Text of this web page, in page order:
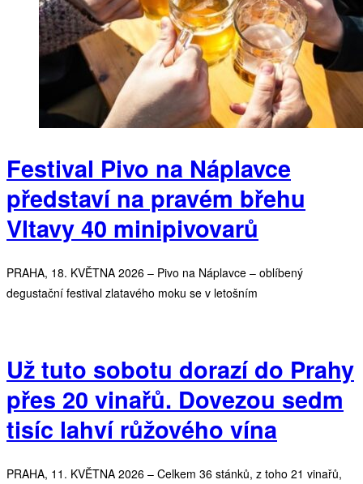
Festival Pivo na Náplavce
představí na pravém břehu
Vltavy 40 minipivovarů
PRAHA, 18. KVĚTNA 2026 – Pivo na Náplavce – oblíbený
degustační festival zlatavého moku se v letošním
Už tuto sobotu dorazí do Prahy
přes 20 vinařů. Dovezou sedm
tisíc lahví růžového vína
PRAHA, 11. KVĚTNA 2026 – Celkem 36 stánků, z toho 21 vinařů,